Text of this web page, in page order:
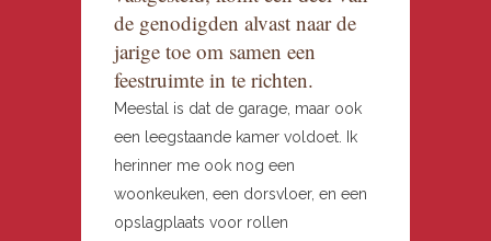
de genodigden alvast naar de
jarige toe om samen een
feestruimte in te richten.
Meestal is dat de garage, maar ook
een leegstaande kamer voldoet. Ik
herinner me ook nog een
woonkeuken, een dorsvloer, en een
opslagplaats voor rollen